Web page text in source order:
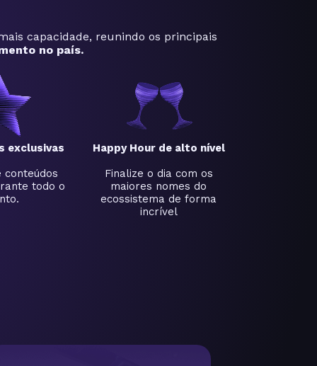
capacidade, reunindo os principais
no país.
exclusivas
conteúdos
todo o
Happy Hour de alto nível
Finalize o dia com os
maiores nomes do
ecossistema de forma
incrível